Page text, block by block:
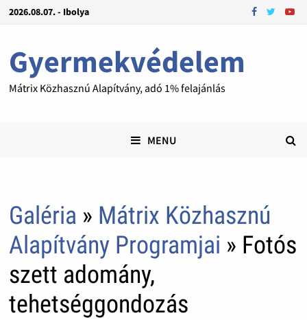
2026.08.07. - Ibolya
Gyermekvédelem
Mátrix Közhasznú Alapítvány, adó 1% felajánlás
MENU
Galéria » Mátrix Közhasznú
Alapítvány Programjai » Fotós
szett adomány,
tehetséggondozás